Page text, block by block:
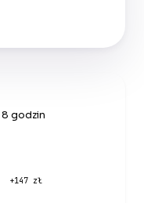
godzin
+147 zł